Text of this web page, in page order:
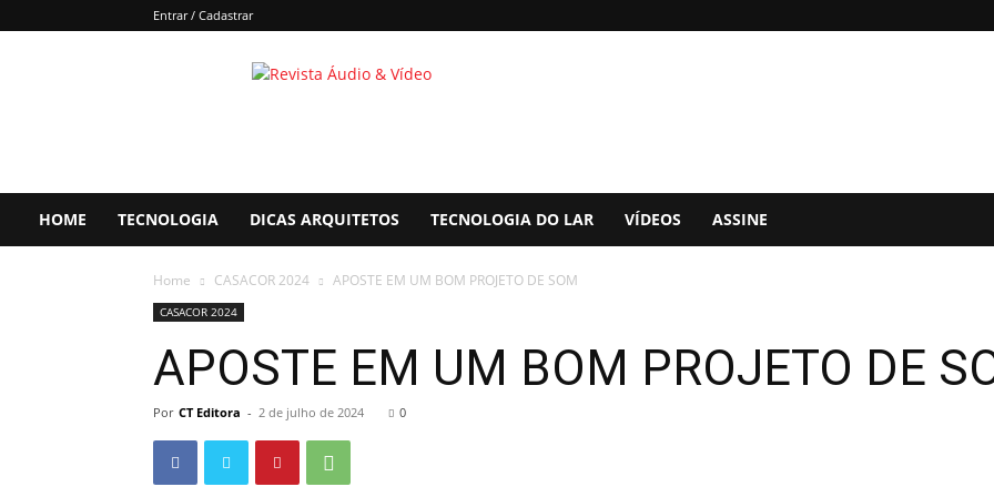
Entrar / Cadastrar
HOME TECNOLOGIA DICAS ARQUITETOS TECNOLOGIA DO LAR VÍDEOS ASSINE
Home CASACOR 2024 APOSTE EM UM BOM PROJETO DE SOM
CASACOR 2024
APOSTE EM UM BOM PROJETO DE
Por CT Editora - 2 de julho de 2024 0